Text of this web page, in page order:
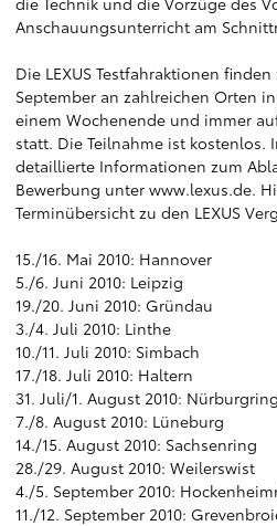
Anschauungsunterricht am
Die LEXUS Testfahraktionen
September an zahlreichen Orten
einem Wochenende und immer
statt. Die Teilnahme ist kostenlos.
detaillierte Informationen zum
Bewerbung unter www.lexus.de.
Terminübersicht zu den LEXUS
15./16. Mai 2010: Hannover
5./6. Juni 2010: Leipzig
19./20. Juni 2010: Gründau
3./4. Juli 2010: Linthe
10./11. Juli 2010: Simbach
17./18. Juli 2010: Haltern
31. Juli/1. August 2010: Nürburgring
7./8. August 2010: Lüneburg
14./15. August 2010: Sachsenring
28./29. August 2010: Weilerswist
4./5. September 2010:
11./12. September 2010: